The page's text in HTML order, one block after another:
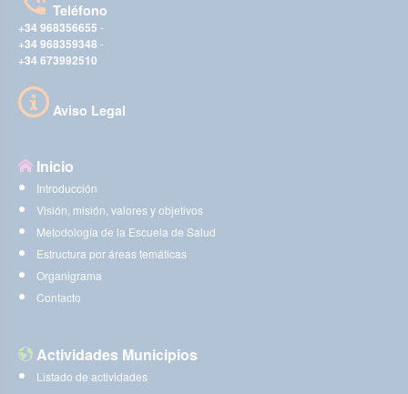
Teléfono
+34 968356655 -
+34 968359348 -
+34 673992510
Aviso Legal
Inicio
Introducción
Visión, misión, valores y objetivos
Metodología de la Escuela de Salud
Estructura por áreas temáticas
Organigrama
Contacto
Actividades Municipios
Listado de actividades